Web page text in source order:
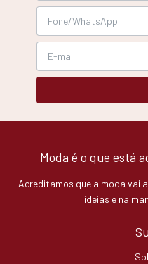
Moda é o que está
Acreditamos que a moda vai
ideias e na